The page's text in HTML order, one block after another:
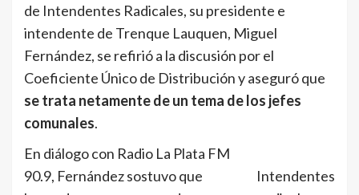
de Intendentes Radicales, su presidente e
intendente de Trenque Lauquen, Miguel
Fernández, se refirió a la discusión por el
Coeficiente Único de Distribución y aseguró que
se trata netamente de un tema de los jefes
comunales.
Intendentes
En diálogo con Radio La Plata FM
90.9, Fernández sostuvo que